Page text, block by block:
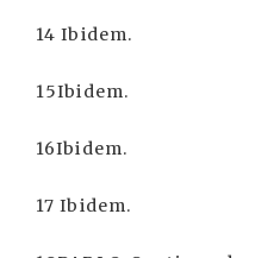
14 Ibidem.
15Ibidem.
16Ibidem.
17 Ibidem.